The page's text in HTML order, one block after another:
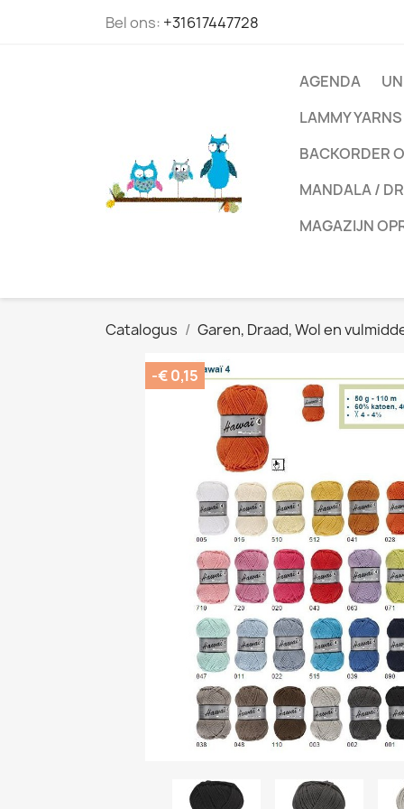
Bel ons: +31617447728
AGENDA
LAMMY
BACKORDER
MANDALA /
MAGAZIJN
Catalogus Garen, Draad, Wol en
-€ 0,15